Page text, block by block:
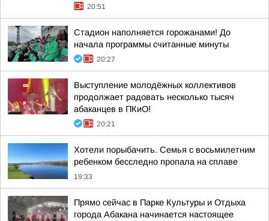
20:51
Стадион наполняется горожанами! До
начала программы считанные минуты
20:27
Выступление молодёжных коллективов
продолжает радовать несколько тысяч
абаканцев в ПКиО!
20:21
Хотели порыбачить. Семья с восьмилетним
ребенком бесследно пропала на сплаве
19:33
Прямо сейчас в Парке Культуры и Отдыха
города Абакана начинается настоящее